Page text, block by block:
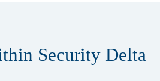
Security Delta